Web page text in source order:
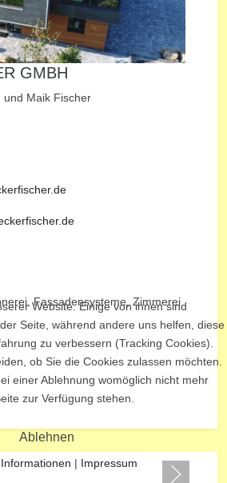
GMBH
und Maik Fischer
Fassadensysteme, Zimmerei
Holztransporte Motzfeld
Website. Einige von ihnen sind
Seite, während andere uns helfen, diese
zu verbessern (Tracking Cookies).
ob Sie die Cookies zulassen möchten.
einer Ablehnung womöglich nicht mehr
zur Verfügung stehen.
Ablehnen
| Impressum